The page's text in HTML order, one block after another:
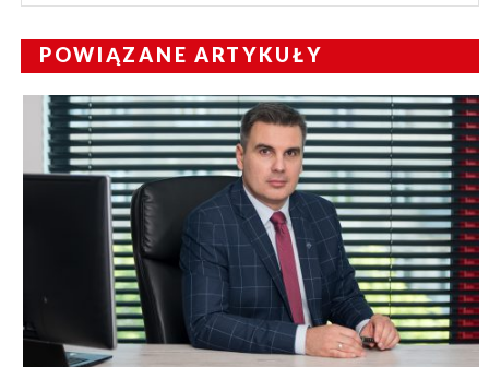
POWIĄZANE ARTYKUŁY